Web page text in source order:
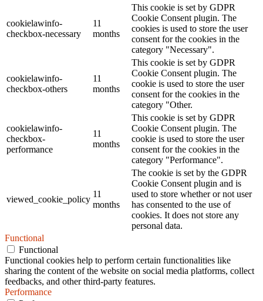
cookielawinfo-
checkbox-necessary
11
months
This cookie is set by GDPR
Cookie Consent plugin. The
cookies is used to store the user
consent for the cookies in the
category "Necessary".
cookielawinfo-
checkbox-others
11
months
This cookie is set by GDPR
Cookie Consent plugin. The
cookie is used to store the user
consent for the cookies in the
category "Other.
cookielawinfo-
checkbox-
performance
11
months
This cookie is set by GDPR
Cookie Consent plugin. The
cookie is used to store the user
consent for the cookies in the
category "Performance".
viewed_cookie_policy
11
months
The cookie is set by the GDPR
Cookie Consent plugin and is
used to store whether or not user
has consented to the use of
cookies. It does not store any
personal data.
Functional
Functional
Functional cookies help to perform certain functionalities like
sharing the content of the website on social media platforms, collect
feedbacks, and other third-party features.
Performance